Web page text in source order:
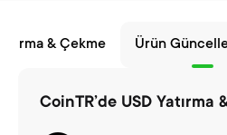
& Çekme Ürün
CoinTR’de USD Yatırma